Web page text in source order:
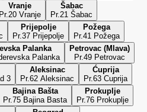
Vranje
Pr.20 Vranje
Šabac
Pr.21 Šabac
Prijepolje
Pr.37 Prijepolje
Požega
Pr.41 Požega
Palanka
Palanka
Petrovac (Mlava)
Pr.49 Petrovac
3
Aleksinac
Pr.62 Aleksinac
Ćuprija
Pr.63 Cuprija
Bajina Bašta
Pr.75 Bajina Basta
Prokuplje
Pr.76 Prokuplje